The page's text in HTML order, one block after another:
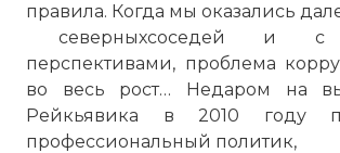
правила. Когда мы оказались
северныхсоседей и с
перспективами, проблема
во весь рост… Недаром на
Рейкьявика в 2010 году
профессиональный политик,